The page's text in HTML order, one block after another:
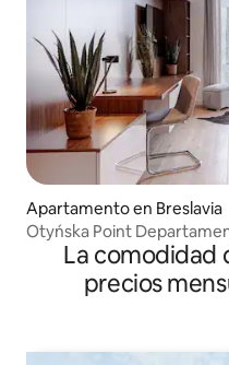
Apartamento en Breslavia
Otyńska Point
La comodidad
precios